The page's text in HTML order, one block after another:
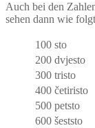
Auch bei den
sehen dann wie
100 sto
200 dvjesto
300 tristo
400 četiristo
500 petsto
600 šeststo